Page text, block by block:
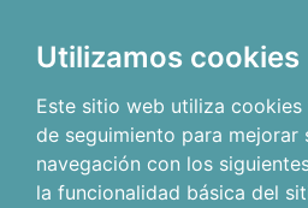
Utilizamos cookies
Este sitio web utiliza
de seguimiento para mejorar
navegación con los
la funcionalidad básica del